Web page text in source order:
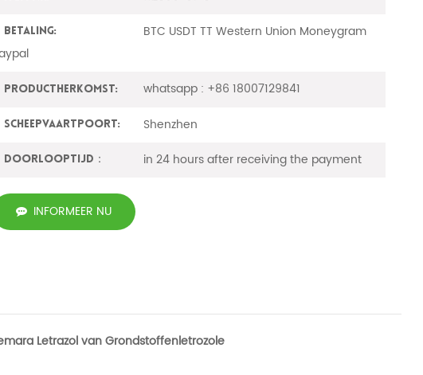
Betaling:
BTC USDT TT Western Union Moneygram
ProductHerkomst: whatsapp : +86 18007129841
Scheepvaartpoort: Shenzhen
Doorlooptijd： in 24 hours after receiving the payment
INFORMEER NU
Letrazol van Grondstoffenletrozole